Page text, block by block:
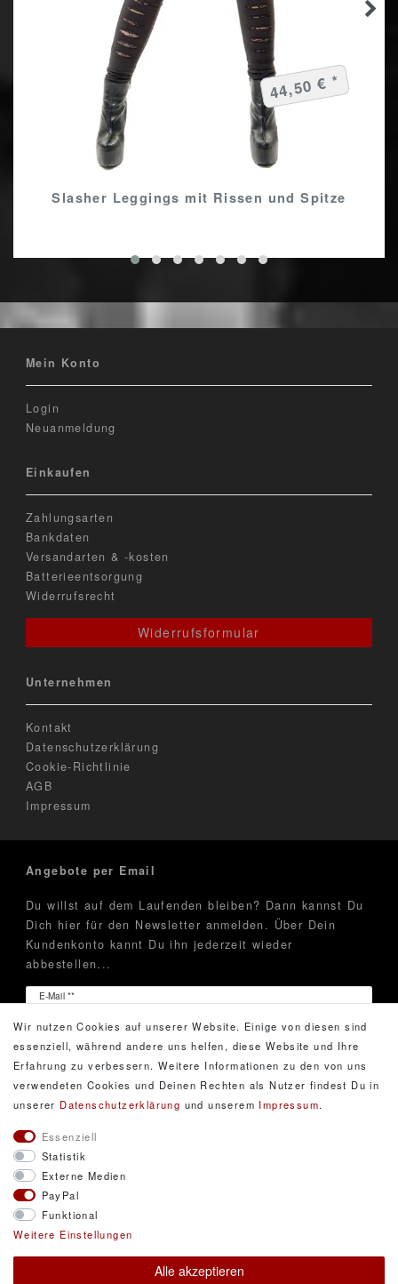
Slasher Leggings mit Rissen und Spitze
44,50 € *
Mein Konto
Login
Neuanmeldung
Einkaufen
Zahlungsarten
Bankdaten
Versandarten & -kosten
Batterieentsorgung
Widerrufsrecht
Widerrufsformular
Unternehmen
Kontakt
Datenschutzerklärung
Cookie-Richtlinie
AGB
Impressum
Angebote per Email
Du willst auf dem Laufenden bleiben? Dann kannst Du
Dich hier für den Newsletter anmelden. Über Dein
Kundenkonto kannt Du ihn jederzeit wieder
abbestellen...
E-Mail **
Newsletter
Hiermit bestätige ich, dass ich die
Daten­schutz­erklärung
gelesen habe. Meine Einwilligung kann ich jederzeit
widerrufen.**
© Copyright 2026 DarXity GbR. Gestaltung, Design
und Style durch DarXity GbR. Alle Rechte
vorbehalten.
Wir nutzen Cookies auf unserer Website. Einige von diesen sind
essenziell, während andere uns helfen, diese Website und Ihre
Erfahrung zu verbessern. Weitere Informationen zu den von uns
verwendeten Cookies und Deinen Rechten als Nutzer findest Du in
unserer Daten­schutz­erklärung und unserem Impressum.
Essenziell
Statistik
Externe Medien
PayPal
Funktional
Weitere Einstellungen
Alle akzeptieren